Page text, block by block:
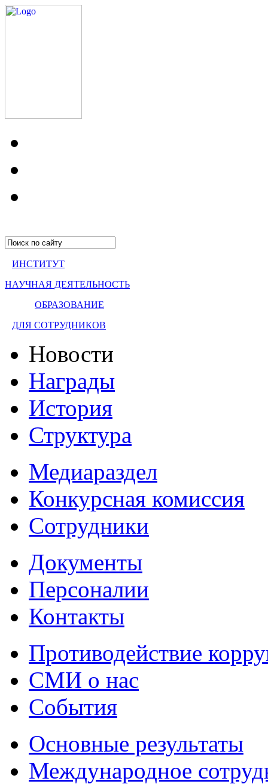
ИНСТИТУТ
НАУЧНАЯ ДЕЯТЕЛЬНОСТЬ
ОБРАЗОВАНИЕ
ДЛЯ СОТРУДНИКОВ
Новости
Награды
История
Структура
Медиараздел
Конкурсная комиссия
Сотрудники
Документы
Персоналии
Контакты
Противодействие
СМИ о нас
События
Основные результаты
Международное